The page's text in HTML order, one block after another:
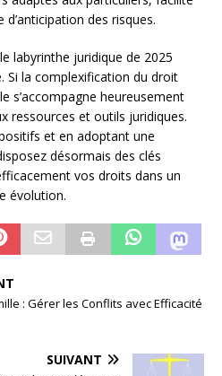
des risques.
labyrinthe juridique de 2025
Si la complexification du droit
s’accompagne heureusement
ressources et outils juridiques.
et en adoptant une
désormais des clés
vos droits dans un
évolution.
: Gérer les Conflits avec Efficacité
SUIVANT